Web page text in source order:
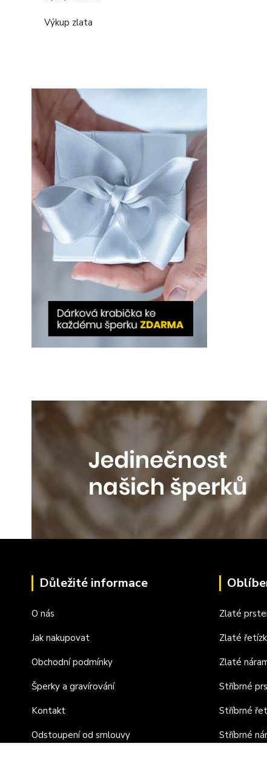
Výkup zlata
Důležité informace
O nás
Jak nakupovat
Obchodní podmínky
Šperky a gravírování
Kontakt
Odstoupení od smlouvy
Zlaté
Zlaté
Zlaté
Stříbrné
Stříbrné
Stříbrné